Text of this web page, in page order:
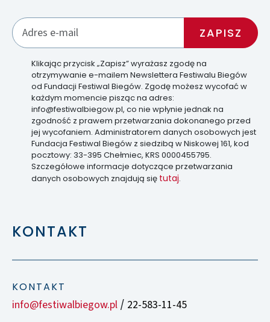
Klikając przycisk „Zapisz” wyrażasz zgodę na
otrzymywanie e-mailem Newslettera Festiwalu Biegów
od Fundacji Festiwal Biegów. Zgodę możesz wycofać w
każdym momencie pisząc na adres:
info@festiwalbiegow.pl, co nie wpłynie jednak na
zgodność z prawem przetwarzania dokonanego przed
jej wycofaniem. Administratorem danych osobowych jest
Fundacja Festiwal Biegów z siedzibą w Niskowej 161, kod
pocztowy: 33-395 Chełmiec, KRS 0000455795.
Szczegółowe informacje dotyczące przetwarzania
danych osobowych znajdują się tutaj.
KONTAKT
KONTAKT
info@festiwalbiegow.pl / 22-583-11-45